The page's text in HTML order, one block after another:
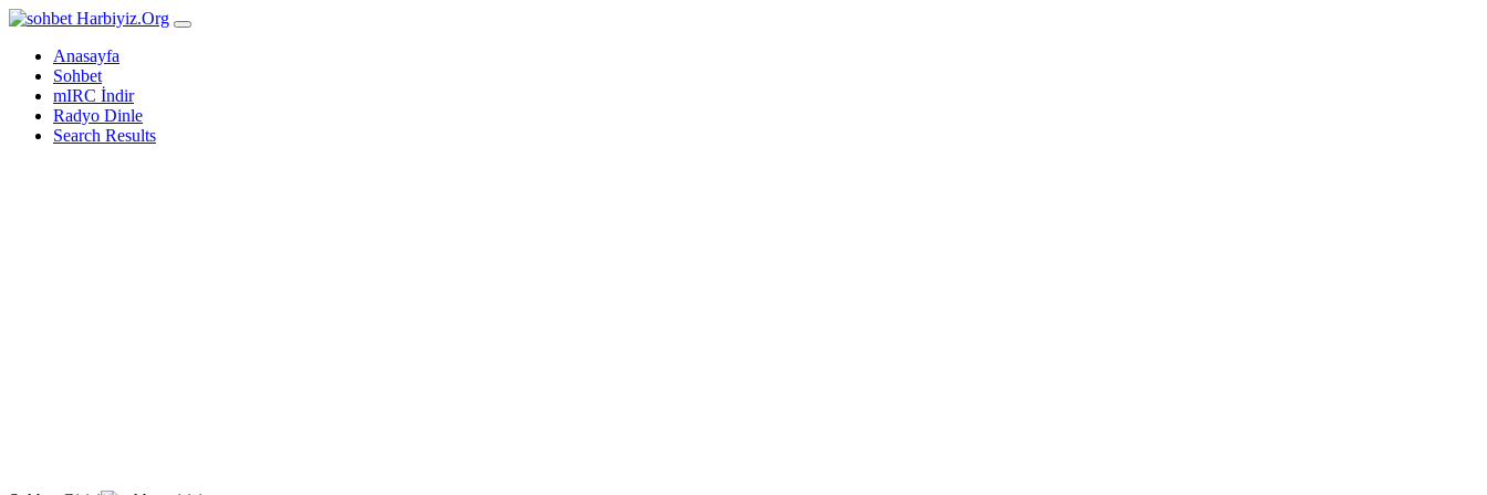
Harbiyiz.Org
Anasayfa
Sohbet
mIRC İndir
Radyo Dinle
Search Results